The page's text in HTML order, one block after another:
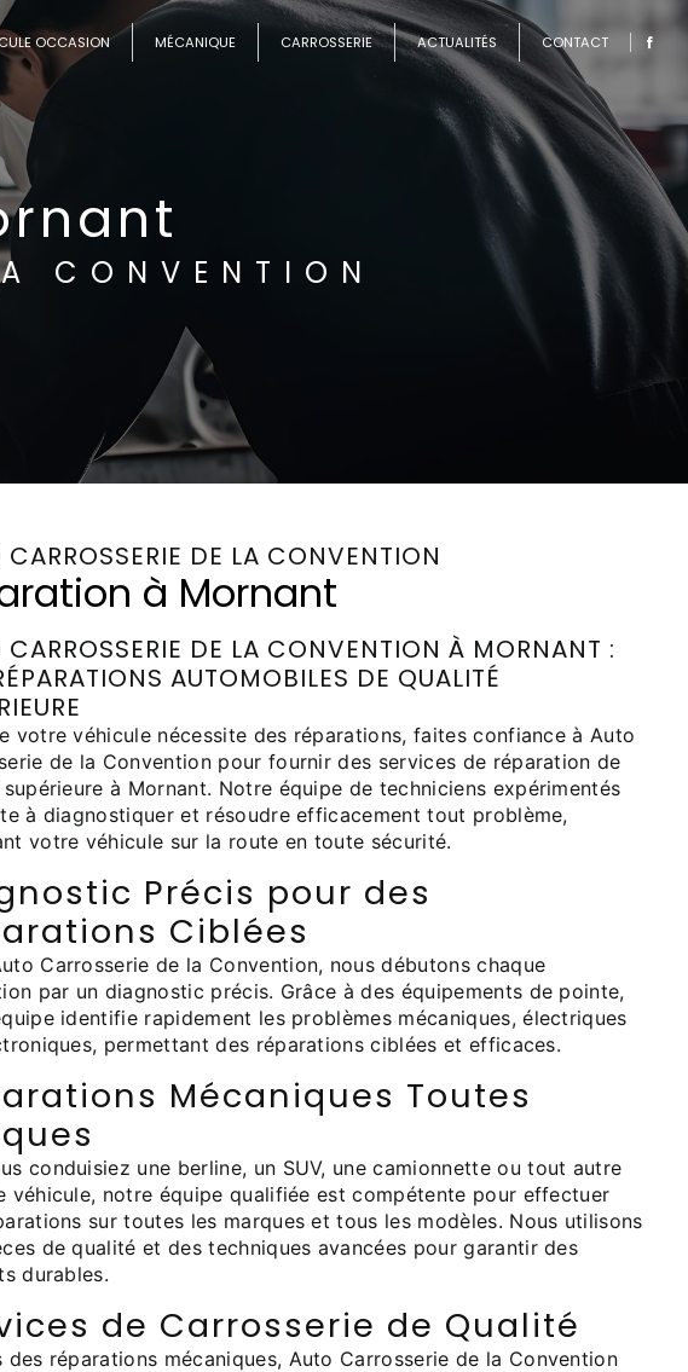
OCCASION MÉCANIQUE CARROSSERIE ACTUALITÉS CONTACT
CONVENTION
CARROSSERIE DE LA CONVENTION
à Mornant
CARROSSERIE DE LA CONVENTION À MORNANT :
AUTOMOBILES DE QUALITÉ
votre véhicule nécessite des réparations, faites confiance à Auto
de la Convention pour fournir des services de réparation de
à Mornant. Notre équipe de techniciens expérimentés
à diagnostiquer et résoudre efficacement tout problème,
votre véhicule sur la route en toute sécurité.
Précis pour des
Ciblées
Carrosserie de la Convention, nous débutons chaque
par un diagnostic précis. Grâce à des équipements de pointe,
identifie rapidement les problèmes mécaniques, électriques
permettant des réparations ciblées et efficaces.
Mécaniques Toutes
conduisiez une berline, un SUV, une camionnette ou tout autre
véhicule, notre équipe qualifiée est compétente pour effectuer
sur toutes les marques et tous les modèles. Nous utilisons
de qualité et des techniques avancées pour garantir des
durables.
de Carrosserie de Qualité
des réparations mécaniques, Auto Carrosserie de la Convention